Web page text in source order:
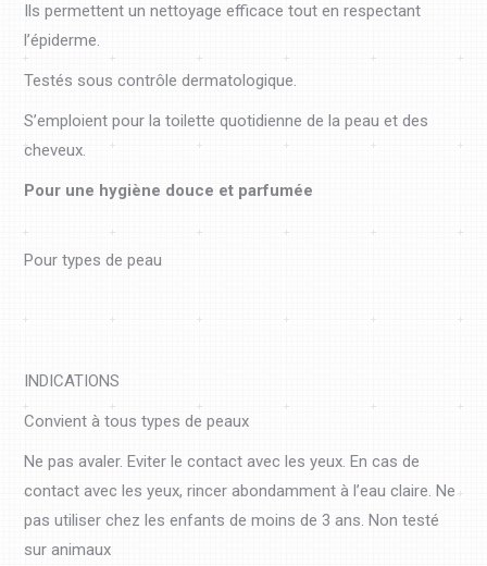
Ils permettent un nettoyage efficace tout en respectant
l’épiderme.
Testés sous contrôle dermatologique.
S’emploient pour la toilette quotidienne de la peau et des
cheveux.
Pour une hygiène douce et parfumée
Pour types de peau
INDICATIONS
Convient à tous types de peaux
Ne pas avaler. Eviter le contact avec les yeux. En cas de
contact avec les yeux, rincer abondamment à l’eau claire. Ne
pas utiliser chez les enfants de moins de 3 ans. Non testé
sur animaux